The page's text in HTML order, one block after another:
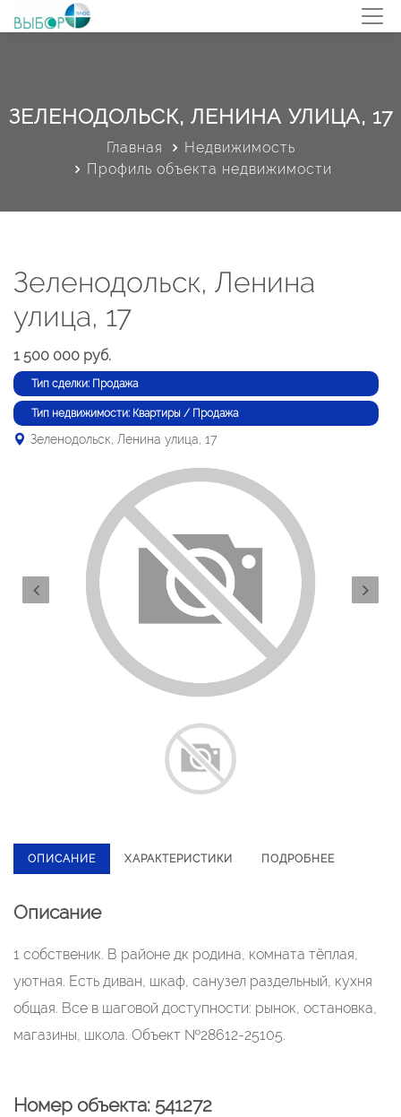
ЗЕЛЕНОДОЛЬСК, ЛЕНИНА УЛИЦА, 17
Главная
Недвижимость
Профиль объекта недвижимости
Зеленодольск, Ленина
улица, 17
1 500 000 руб.
Тип сделки: Продажа
Тип недвижимости: Квартиры / Продажа
Зеленодольск, Ленина улица, 17
ОПИСАНИЕ ХАРАКТЕРИСТИКИ ПОДРОБНЕЕ
Описание
1 собственик. В районе дк родина, комната тёплая,
уютная. Есть диван, шкаф, санузел раздельный, кухня
общая. Все в шаговой доступности: рынок, остановка,
магазины, школа. Объект №28612-25105.
Номер объекта: 541272